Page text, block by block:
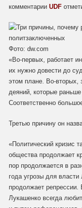
комментарии UDF
Фото: dw.com
«Во-первых, работает
их нужно довести до
этом плане. Во-вторых,
деяний, которые
Соответственно
Третью причину он
«Политический кризис
общества продолжает
пор продолжается в
года угрозы для
продолжает репрессии.
Лукашенко всегда